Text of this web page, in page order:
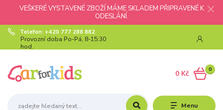
VEŠKERÉ VYSTAVENÉ ZBOŽÍ MÁME SKLADEM PŘIPRAVENÉ K
ODESLÁNÍ.
Menu
Telefon: +420 777 288 882
Provozní doba Po-Pá, 8-15:30
hod.
0
0 Kč